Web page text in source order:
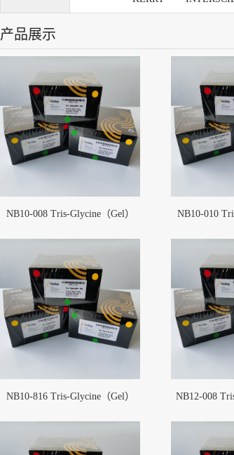
产品展示
NB10-008 Tris-Glycine（Gel） NB10-010
NB10-816 Tris-Glycine（Gel） NB12-008